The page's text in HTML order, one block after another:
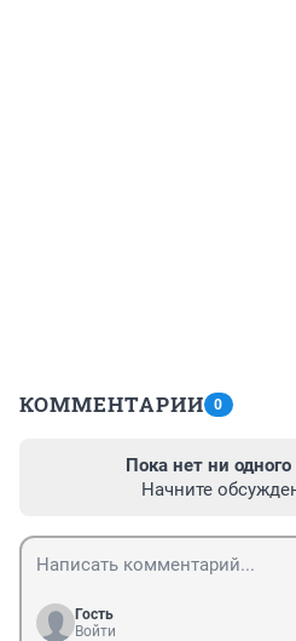
КОММЕНТАРИИ 0
Пока нет ни
Начните
Гость
Войти